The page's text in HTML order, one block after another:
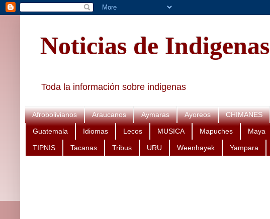
Noticias de Indigenas
Toda la información sobre indigenas
Afrobolivianos Araucanos Aymaras Ayoreos CHIMANES
Guatemala Idiomas Lecos MUSICA Mapuches Maya
TIPNIS Tacanas Tribus URU Weenhayek Yampara